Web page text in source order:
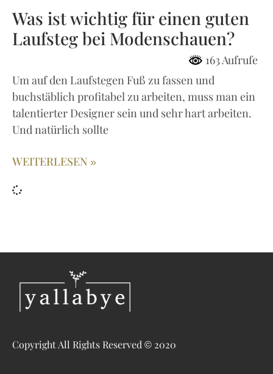
Was ist wichtig für einen guten
Laufsteg bei Modenschauen?
163 Aufrufe
Um auf den Laufstegen Fuß zu fassen und
buchstäblich profitabel zu arbeiten, muss man ein
talentierter Designer sein und sehr hart arbeiten.
Und natürlich sollte
WEITERLESEN »
Copyright All Rights Reserved © 2020